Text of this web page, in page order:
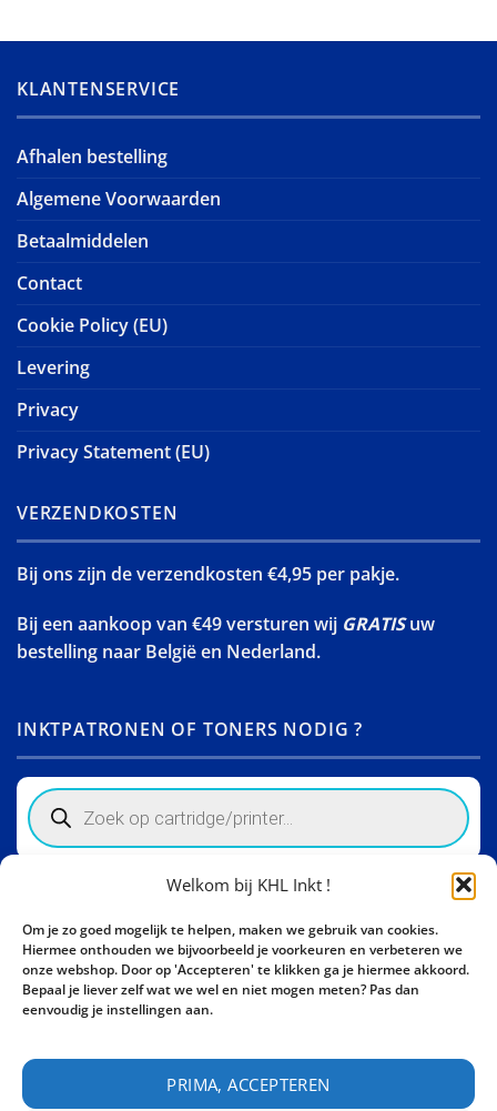
Welkom bij KHL Inkt !
Om je zo goed mogelijk te helpen, maken we gebruik van cookies.
Hiermee onthouden we bijvoorbeeld je voorkeuren en verbeteren we
onze webshop. Door op 'Accepteren' te klikken ga je hiermee akkoord.
Bepaal je liever zelf wat we wel en niet mogen meten? Pas dan
eenvoudig je instellingen aan.
PRIMA, ACCEPTEREN
KLANTENSERVICE
Afhalen bestelling
Algemene Voorwaarden
Betaalmiddelen
Contact
Cookie Policy (EU)
Levering
Privacy
Privacy Statement (EU)
VERZENDKOSTEN
Bij ons zijn de verzendkosten €4,95 per pakje.
Bij een aankoop van €49 versturen wij GRATISuw
bestelling naar België en Nederland.
INKTPATRONEN OF TONERS NODIG ?
Products
search
Activity Invest BV - KHL, Kempische Steenweg 274
3500 Hasselt - België BE0862447190
Bel ons nu:+32 11 261499